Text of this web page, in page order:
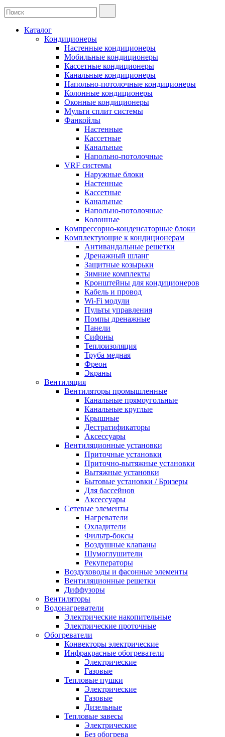
Каталог
Кондиционеры
Настенные кондиционеры
Мобильные кондиционеры
Кассетные кондиционеры
Канальные кондиционеры
Напольно-потолочные кондиционеры
Колонные кондиционеры
Оконные кондиционеры
Мульти сплит системы
Фанкойлы
Настенные
Кассетные
Канальные
Напольно-потолочные
VRF системы
Наружные блоки
Настенные
Кассетные
Канальные
Напольно-потолочные
Колонные
Компрессорно-конденсаторные блоки
Комплектующие к кондиционерам
Антивандальные решетки
Дренажный шланг
Защитные козырьки
Зимние комплекты
Кронштейны для кондиционеров
Кабель и провод
Wi-Fi модули
Пульты управления
Помпы дренажные
Панели
Сифоны
Теплоизоляция
Труба медная
Фреон
Экраны
Вентиляция
Вентиляторы промышленные
Канальные прямоугольные
Канальные круглые
Крышные
Дестратификаторы
Аксессуары
Вентиляционные установки
Приточные установки
Приточно-вытяжные установки
Вытяжные установки
Бытовые установки / Бризеры
Для бассейнов
Аксессуары
Сетевые элементы
Нагреватели
Охладители
Фильтр-боксы
Воздушные клапаны
Шумоглушители
Рекуператоры
Воздуховоды и фасонные элементы
Вентиляционные решетки
Диффузоры
Вентиляторы
Водонагреватели
Электрические накопительные
Электрические проточные
Обогреватели
Конвекторы электрические
Инфракрасные обогреватели
Электрические
Газовые
Тепловые пушки
Электрические
Газовые
Дизельные
Тепловые завесы
Электрические
Без обогрева